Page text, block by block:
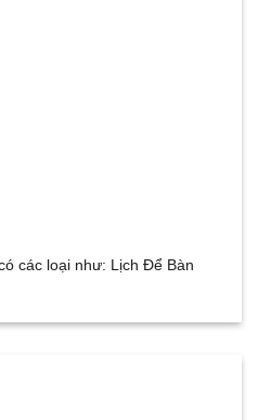
các loại như: Lịch Để Bàn